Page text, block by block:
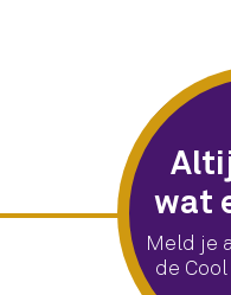
wat
Meld je
de